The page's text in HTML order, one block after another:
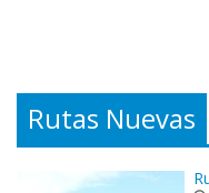
Rutas Nuevas